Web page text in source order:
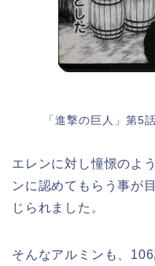
「進撃の巨人」第5
エレンに対し憧憬のよ
ンに認めてもらう事が
じられました。
そんなアルミンも、